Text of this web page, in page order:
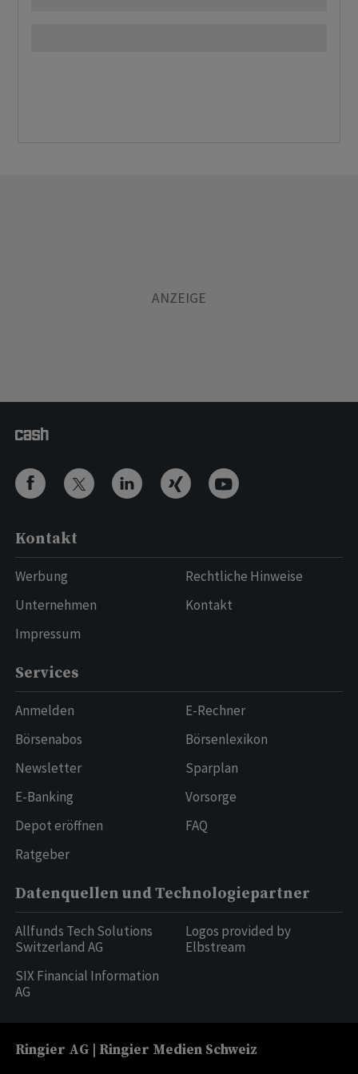
Kontakt
Werbung
Unternehmen
Impressum
Rechtliche Hinweise
Kontakt
Services
Anmelden
Börsenabos
Newsletter
E-Banking
Depot eröffnen
Ratgeber
E-Rechner
Börsenlexikon
Sparplan
Vorsorge
FAQ
Datenquellen und Technologiepartner
Allfunds Tech Solutions
Switzerland AG
SIX Financial Information
AG
Logos provided by
Elbstream
Ringier AG | Ringier Medien Schweiz